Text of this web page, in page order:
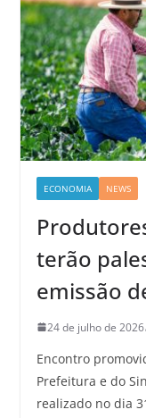
ECONOMIA NEWS
terão
emissão
24 de julho de 2026
Encontro
Prefeitura e do
realizado no dia